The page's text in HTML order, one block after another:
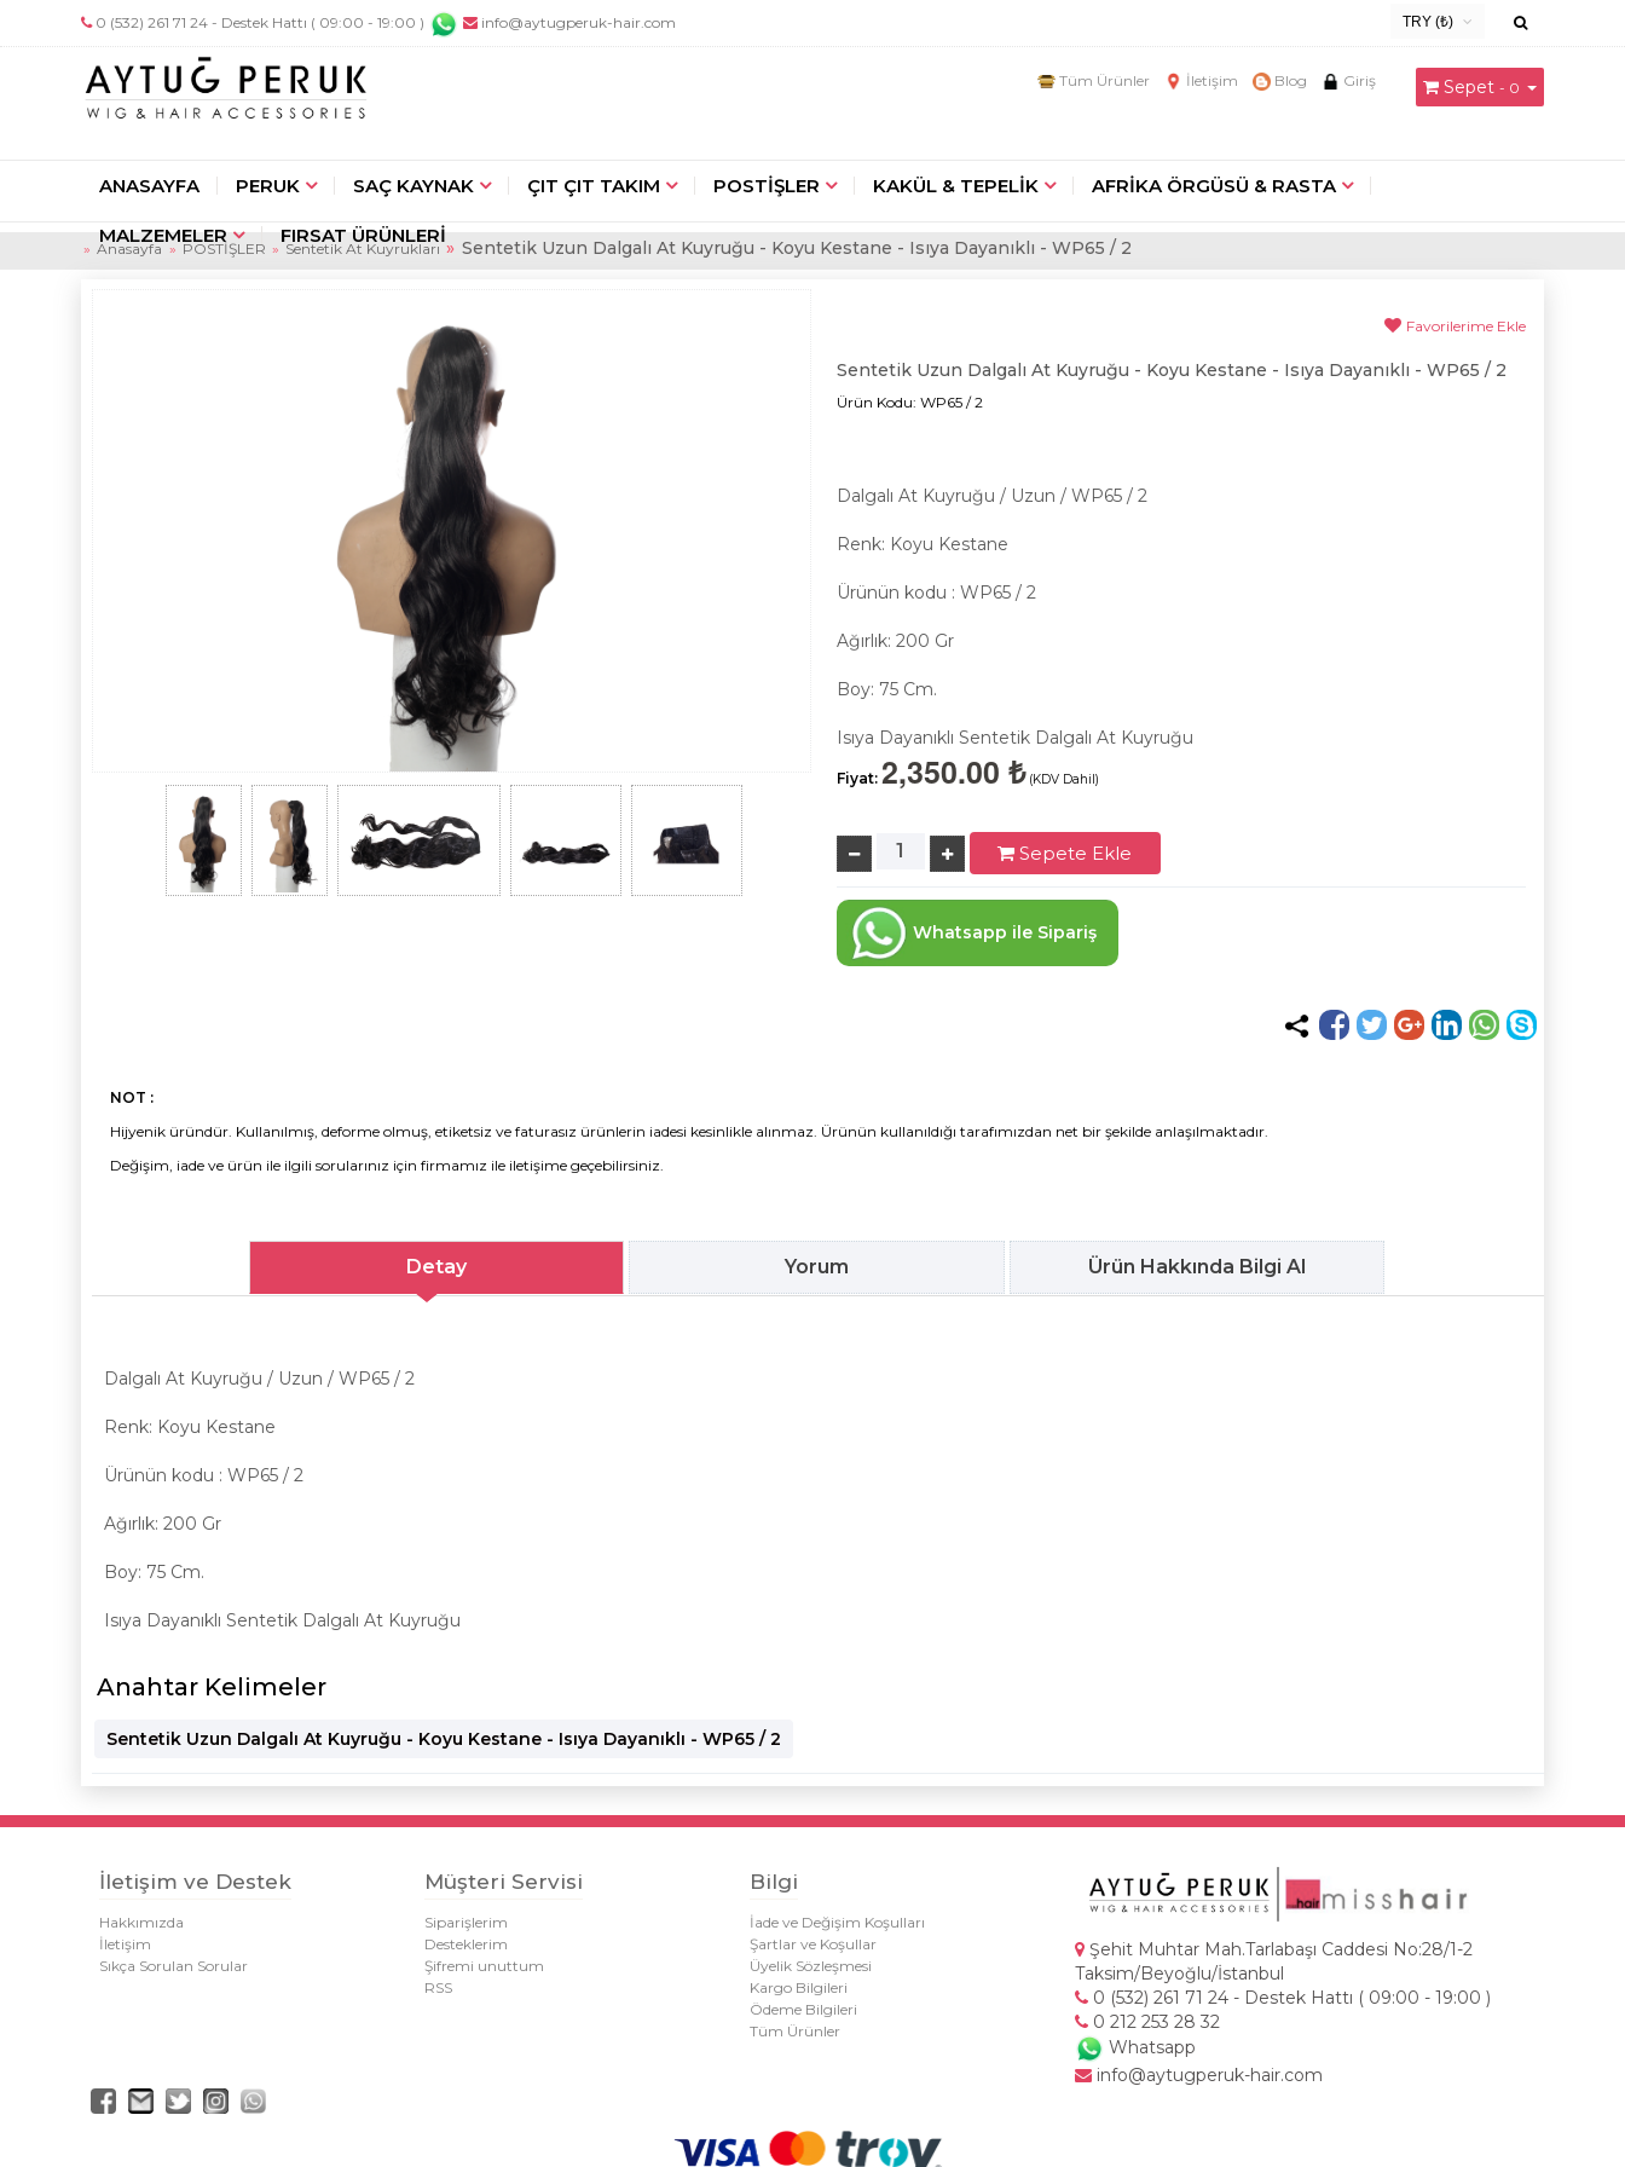
0 (532) 261 71 24 - Destek Hattı ( 09:00 - 19:00 ) info@aytugperuk-hair.com TRY (₺)
EUR (€)Sepet - 0
Tüm Ürünler İletişim Blog Giriş
ANASAYFA PERUK SAÇ KAYNAK ÇIT ÇIT TAKIM POSTİŞLER KAKÜL & TEPELİK AFRİKA ÖRGÜSÜ & RASTA
MALZEMELER FIRSAT ÜRÜNLERİ
Anasayfa POSTİŞLER Sentetik At Kuyrukları Sentetik Uzun Dalgalı At Kuyruğu - Koyu Kestane - Isıya Dayanıklı - WP65 / 2
Favorilerime Ekle
Sentetik Uzun Dalgalı At Kuyruğu - Koyu Kestane - Isıya Dayanıklı - WP65 / 2
Ürün Kodu: WP65 / 2
Dalgalı At Kuyruğu / Uzun / WP65 / 2
Renk: Koyu Kestane
Ürünün kodu : WP65 / 2
Ağırlık: 200 Gr
Boy: 75 Cm.
Isıya Dayanıklı Sentetik Dalgalı At Kuyruğu
Fiyat: 2,350.00 ₺ (KDV Dahil)
Sepete Ekle
Whatsapp ile Sipariş
NOT :
Hijyenik üründür. Kullanılmış, deforme olmuş, etiketsiz ve faturasız ürünlerin iadesi kesinlikle alınmaz. Ürünün kullanıldığı tarafımızdan net bir şekilde anlaşılmaktadır.
Değişim, iade ve ürün ile ilgili sorularınız için firmamız ile iletişime geçebilirsiniz.
Detay Yorum Ürün Hakkında Bilgi Al
Dalgalı At Kuyruğu / Uzun / WP65 / 2
Renk: Koyu Kestane
Ürünün kodu : WP65 / 2
Ağırlık: 200 Gr
Boy: 75 Cm.
Isıya Dayanıklı Sentetik Dalgalı At Kuyruğu
Anahtar Kelimeler
Sentetik Uzun Dalgalı At Kuyruğu - Koyu Kestane - Isıya Dayanıklı - WP65 / 2
İletişim ve Destek
Hakkımızda
İletişim
Sıkça Sorulan Sorular
Müşteri Servisi
Siparişlerim
Desteklerim
Şifremi unuttum
RSS
Bilgi
İade ve Değişim Koşulları
Şartlar ve Koşullar
Üyelik Sözleşmesi
Kargo Bilgileri
Ödeme Bilgileri
Tüm Ürünler
Şehit Muhtar Mah.Tarlabaşı Caddesi No:28/1-2
Taksim/Beyoğlu/İstanbul
0 (532) 261 71 24 - Destek Hattı ( 09:00 - 19:00 )
0 212 253 28 32
Whatsapp
info@aytugperuk-hair.com